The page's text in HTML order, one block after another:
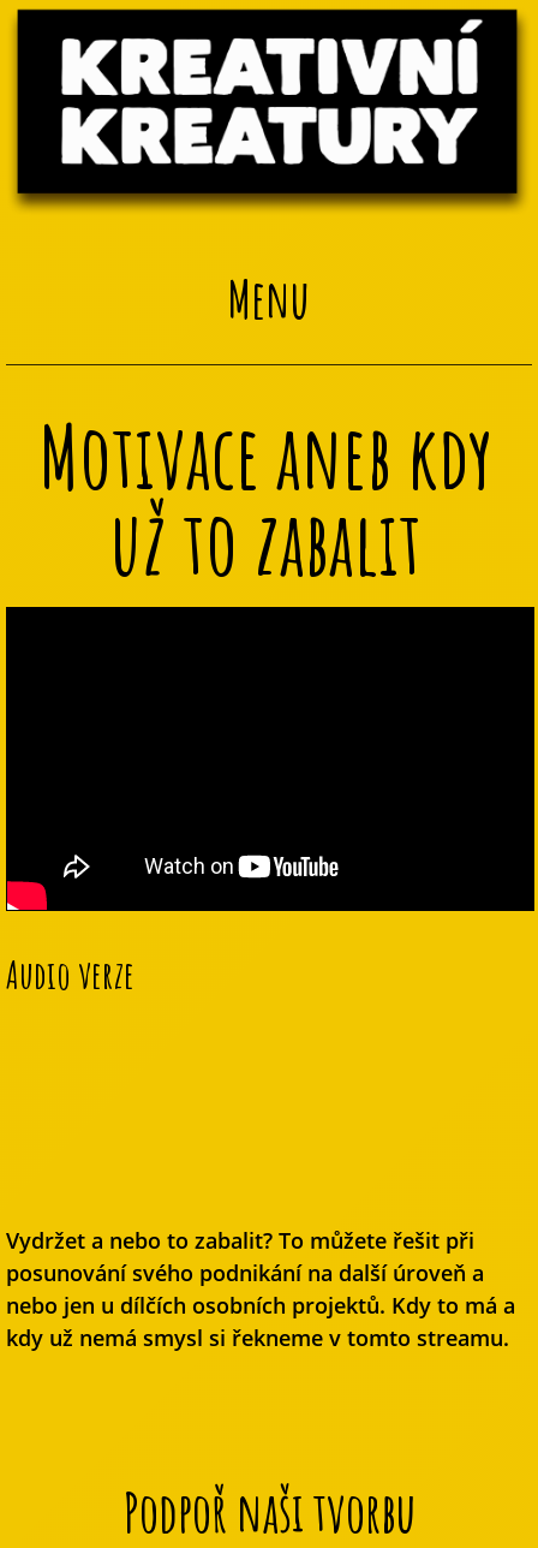
Menu
Motivace aneb kdy
už to zabalit
Audio verze
Vydržet a nebo to zabalit? To můžete řešit při
posunování svého podnikání na další úroveň a
nebo jen u dílčích osobních projektů. Kdy to má a
kdy už nemá smysl si řekneme v tomto streamu.
Podpoř naši tvorbu